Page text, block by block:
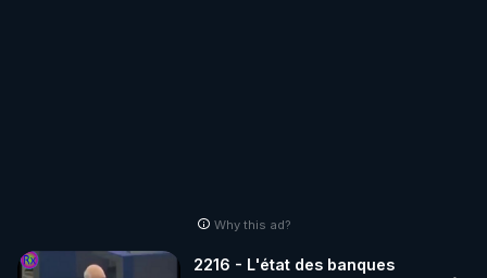
Why this ad?
2216 - L'état des banques